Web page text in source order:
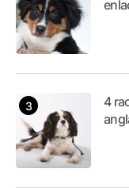
4